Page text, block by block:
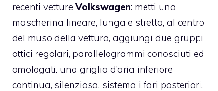
recenti vettureVolkswagen: metti una
mascherina lineare, lunga e stretta, al centro
del muso della vettura, aggiungi due gruppi
ottici regolari, parallelogrammi conosciuti ed
omologati, una griglia d’aria inferiore
continua, silenziosa, sistema i fari posteriori,